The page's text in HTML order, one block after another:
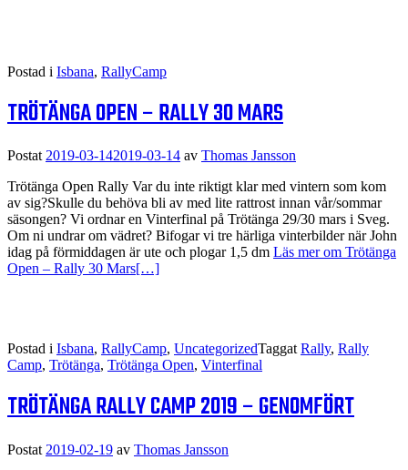
Postad i Isbana, RallyCamp
TRÖTÄNGA OPEN – RALLY 30 MARS
Postat 2019-03-142019-03-14 av Thomas Jansson
Trötänga Open Rally Var du inte riktigt klar med vintern som kom
av sig?Skulle du behöva bli av med lite rattrost innan vår/sommar
säsongen? Vi ordnar en Vinterfinal på Trötänga 29/30 mars i Sveg.
Om ni undrar om vädret? Bifogar vi tre härliga vinterbilder när John
idag på förmiddagen är ute och plogar 1,5 dm Läs mer om Trötänga
Open – Rally 30 Mars[…]
Postad i Isbana, RallyCamp, UncategorizedTaggat Rally, Rally
Camp, Trötänga, Trötänga Open, Vinterfinal
TRÖTÄNGA RALLY CAMP 2019 – GENOMFÖRT
Postat 2019-02-19 av Thomas Jansson